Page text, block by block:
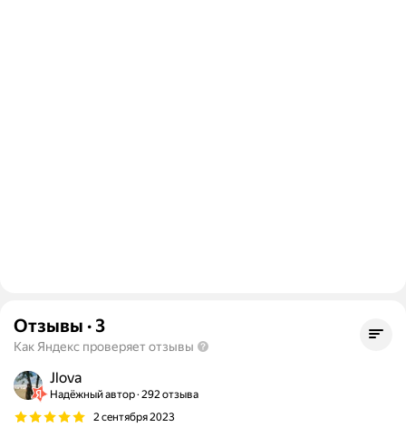
Отзывы · 3
Как Яндекс проверяет отзывы
Jlova
Надёжный автор 292 отзыва
2 сентября 2023